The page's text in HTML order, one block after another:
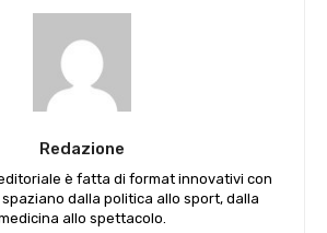
Redazione
è fatta di format innovativi con
dalla politica allo sport, dalla
allo spettacolo.